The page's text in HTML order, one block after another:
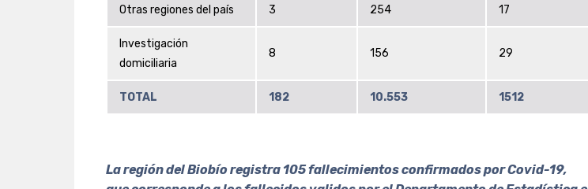
Otras regiones del país 3 254 17
Investigación
domiciliaria
8 156 29
TOTAL 182 10.553 1512
La región del Biobío registra 105 fallecimientos confirmados por Covid-19,